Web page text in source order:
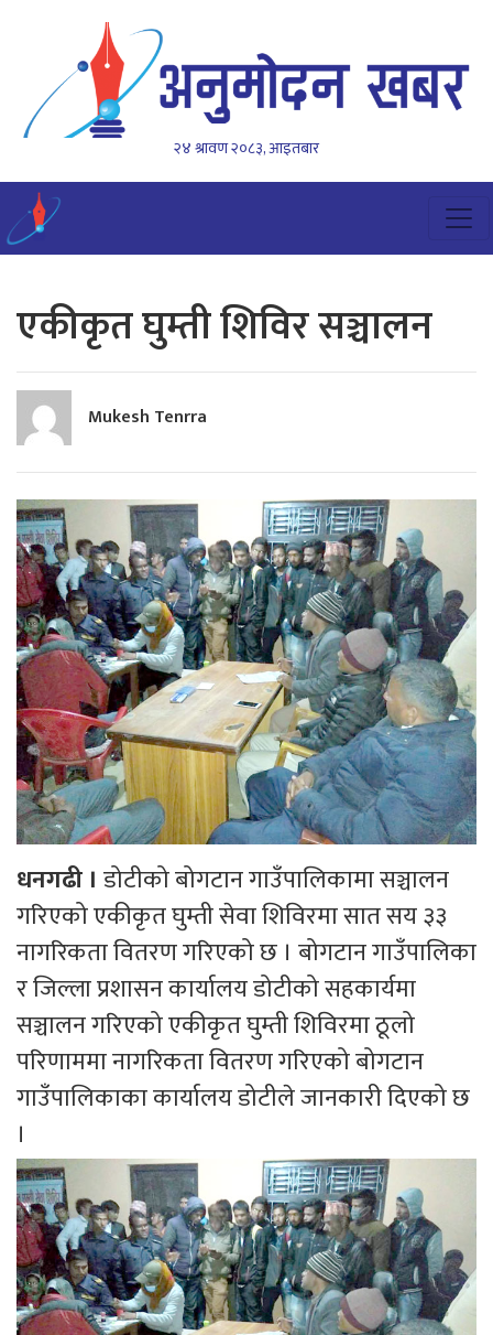
२४ श्रावण २०८३, आइतबार
एकीकृत घुम्ती शिविर सञ्चालन
Mukesh Tenrra
धनगढी । डोटीको बोगटान गाउँपालिकामा सञ्चालन
गरिएको एकीकृत घुम्ती सेवा शिविरमा सात सय ३३
नागरिकता वितरण गरिएको छ । बोगटान गाउँपालिका
र जिल्ला प्रशासन कार्यालय डोटीको सहकार्यमा
सञ्चालन गरिएको एकीकृत घुम्ती शिविरमा ठूलो
परिणाममा नागरिकता वितरण गरिएको बोगटान
गाउँपालिकाका कार्यालय डोटीले जानकारी दिएको छ
।